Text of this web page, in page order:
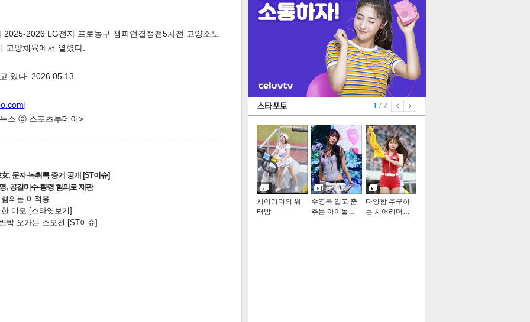
2026 LG전자 프로농구 챔피언결정전5차전 고양소노
고양체육에서 열렸다.
있다. 2026.05.13.
]
스 ⓒ 스포츠투데이>
, 문자·녹취록 증거 공개 [ST이슈]
, 공갈미수·횡령 혐의로 재판
의는 미적용
미모 [스타엿보기]
박 오가는 소모전 [ST이슈]
1 / 2
치어리더의 워
터밤
수영복 입고 춤
추는 아이돌…
다양함 추구하
는 치어리더…